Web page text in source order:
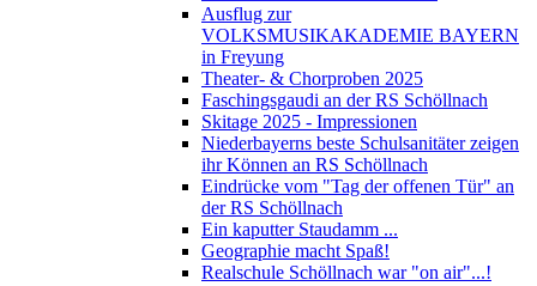
Ausflug zur
VOLKSMUSIKAKADEMIE BAYERN
in Freyung
Theater- & Chorproben 2025
Faschingsgaudi an der RS Schöllnach
Skitage 2025 - Impressionen
Niederbayerns beste Schulsanitäter zeigen
ihr Können an RS Schöllnach
Eindrücke vom "Tag der offenen Tür" an
der RS Schöllnach
Ein kaputter Staudamm ...
Geographie macht Spaß!
Realschule Schöllnach war "on air"...!